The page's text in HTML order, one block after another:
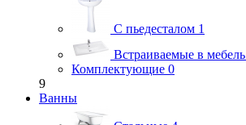
С пьедесталом 1
Встраиваемые в мебель
Комплектующие 0
9
Ванны